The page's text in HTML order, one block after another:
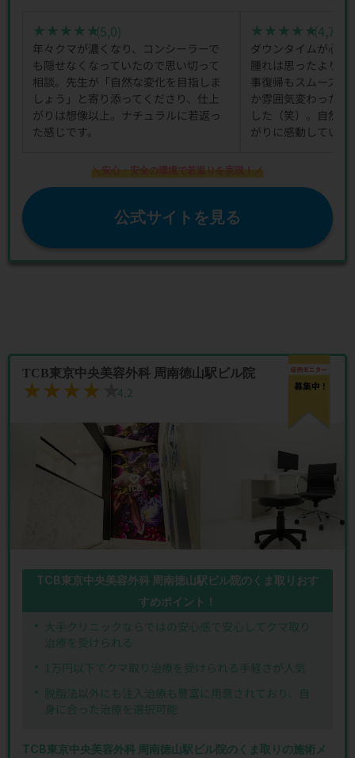
★★★★★
★★★★★(5,0)
年々クマが濃くなり、コンシーラーで
も隠せなくなっていたので思い切って
相談。先生が「自然な変化を目指しま
しょう」と寄り添ってくださり、仕上
がりは想像以上。ナチュラルに若返っ
た感じです。
★★★★★
★★★★★(4,7)
ダウンタイムが心
腫れは思ったより
事復帰もスムーズで
か雰囲気変わった？
した（笑）。自然
がりに感動していま
＼安心・安全の環境で若返りを実現！／
公式サイトを見る
TCB東京中央美容外科 周南徳山駅ビル院
★★★★★
★★★★★4.2
TCB東京中央美容外科 周南徳山駅ビル院のくま取りおす
すめポイント！
大手クリニックならではの安心感で安心してクマ取り
治療を受けられる
1万円以下でクマ取り治療を受けられる手軽さが人気
脱脂法以外にも注入治療も豊富に用意されており、自
身に合った治療を選択可能
TCB東京中央美容外科 周南徳山駅ビル院のくま取りの施術メ